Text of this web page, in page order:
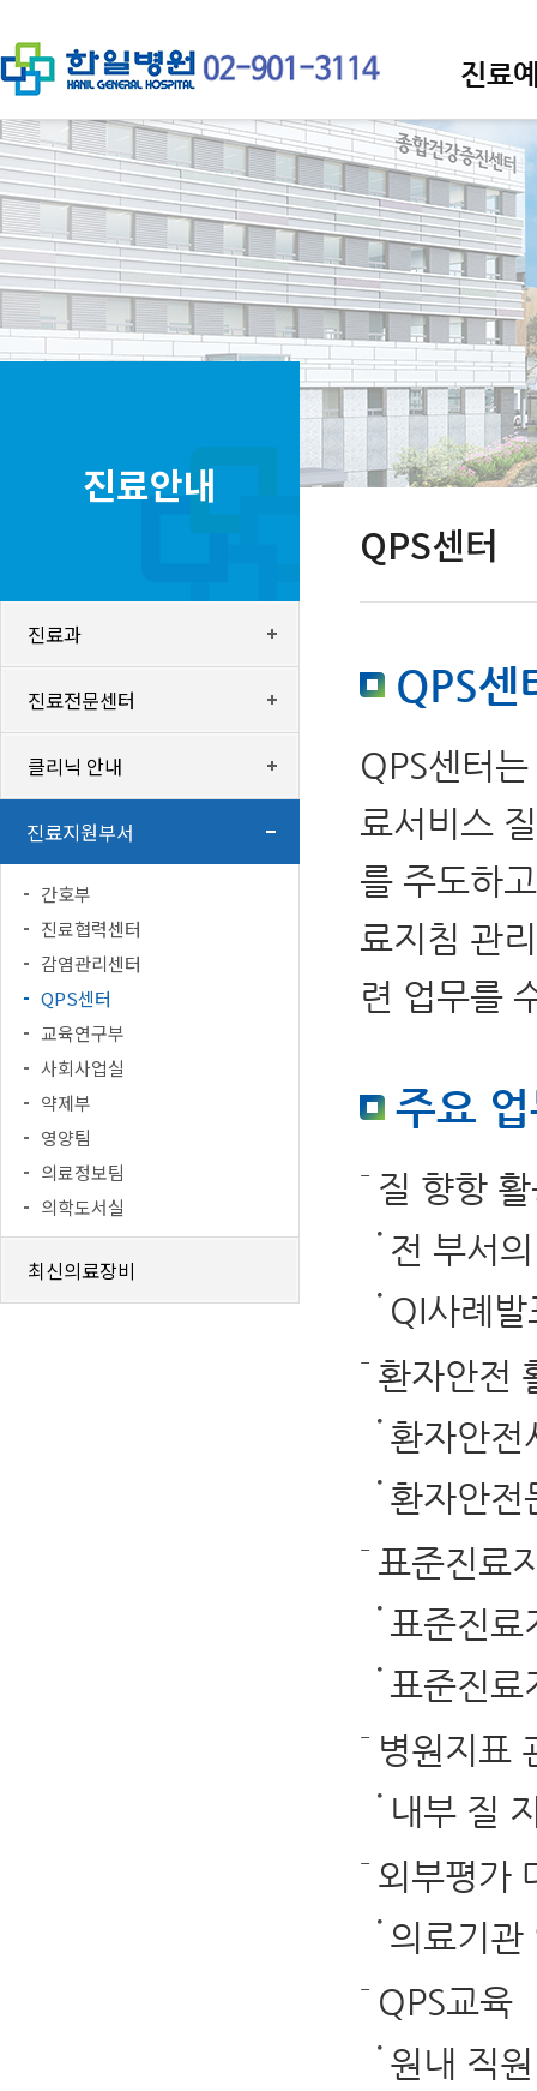
진료
진료안내
진료과
진료전문센터
클리닉 안내
진료지원부서
간호부
진료협력센터
감염관리센터
QPS센터
교육연구부
사회사업실
약제부
영양팀
의료정보팀
의학도서실
최신의료장비
QPS센터
QPS센
QPS센터
료서비스
를 주도하
료지침 관
련 업무를
주요
질 향항
전 부서
QI사례
환자안전
환자안전
환자안전
표준진료
표준진료
표준진료
병원지표
내부 질
외부평가
의료기관
QPS교육
원내 직